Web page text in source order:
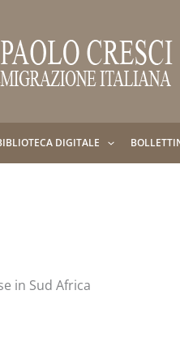
DIGITALE
in Sud Africa